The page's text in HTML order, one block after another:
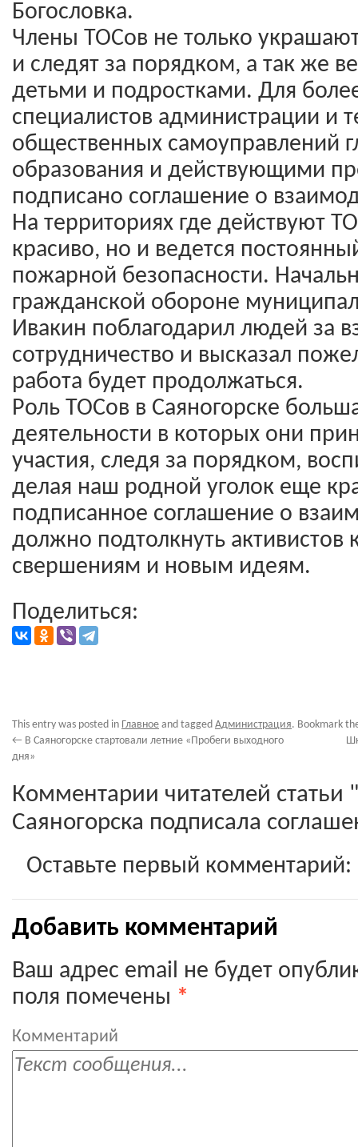
Богословка.
Члены ТОСов не только
и следят за порядком, а так же
детьми и подростками. Для
специалистов администрации и
общественных самоуправлений
образования и действующими
подписано соглашение о
На территориях где действуют
красиво, но и ведется
пожарной безопасности.
гражданской обороне
Ивакин поблагодарил людей за
сотрудничество и высказал
работа будет продолжаться.
Роль ТОСов в Саяногорске
деятельности в которых они
участия, следя за порядком,
делая наш родной уголок еще
подписанное соглашение о
должно подтолкнуть
свершениям и новым идеям.
Поделиться:
This entry was posted in Главное and tagged Администрация. Bookmark
← В Саяногорске стартовали летние «Пробеги выходного
дня»
Комментарии читателей
Саяногорска подписала
Оставьте первый комментарий:
Добавить комментарий
Ваш адрес email не будет
поля помечены *
Комментарий